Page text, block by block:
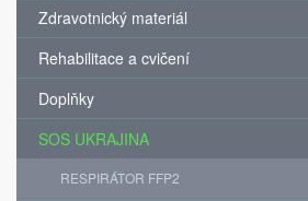
Zdravotnický materiál
Rehabilitace a cvičení
Doplňky
SOS UKRAJINA
RESPIRÁTOR FFP2